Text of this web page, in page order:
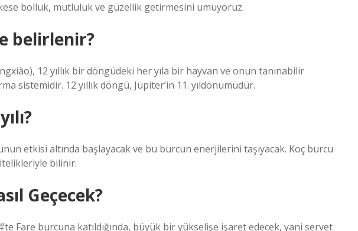
bolluk, mutluluk ve güzellik getirmesini umuyoruz.
belirlenir?
12 yıllık bir döngüdeki her yıla bir hayvan ve onun tanınabilir
sistemidir. 12 yıllık döngü, Jüpiter’in 11. yıldönümüdür.
etkisi altında başlayacak ve bu burcun enerjilerini taşıyacak. Koç burcu
bilinir.
Geçecek?
Fare burcuna katıldığında, büyük bir yükselişe işaret edecek, yani servet